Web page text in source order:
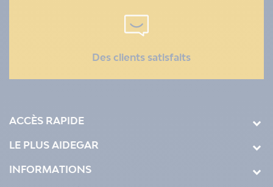
Des clients satisfaits
ACCÈS RAPIDE
LE PLUS AIDEGAR
INFORMATIONS